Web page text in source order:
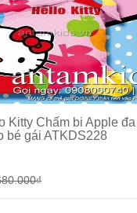
Chọn sản phẩm
Kitty Chấm bi Apple
bé gái ATKDS228